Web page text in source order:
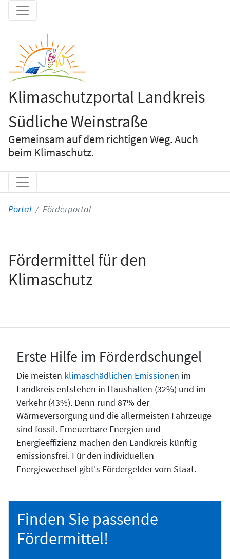
Klimaschutzportal Landkreis
Südliche Weinstraße
Gemeinsam auf dem richtigen Weg. Auch
beim Klimaschutz.
Portal Förderportal
Fördermittel für den
Klimaschutz
Erste Hilfe im Förderdschungel
Die meisten klimaschädlichen Emissionen im
Landkreis entstehen in Haushalten (32%) und im
Verkehr (43%). Denn rund 87% der
Wärmeversorgung und die allermeisten Fahrzeuge
sind fossil. Erneuerbare Energien und
Energieeffizienz machen den Landkreis künftig
emissionsfrei. Für den individuellen
Energiewechsel gibt's Fördergelder vom Staat.
Finden Sie passende
Fördermittel!